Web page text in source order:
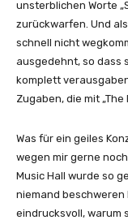
unsterblichen Worte
zurückwarfen. Und
schnell nicht
ausgedehnt, so dass
komplett
Zugaben, die mit
Was für ein geiles
wegen mir gerne
Music Hall wurde so
niemand beschweren
eindrucksvoll, warum